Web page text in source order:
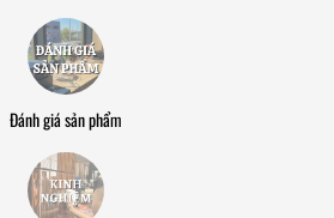
Đánh giá sản phẩm